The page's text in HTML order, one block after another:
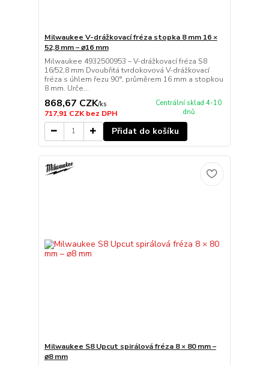
Milwaukee V-drážkovací fréza stopka 8 mm 16 ×
52,8 mm – ⌀16 mm
Milwaukee 4932500953 – V-drážkovací fréza S8
16/52,8 mm Dvoubřitá tvrdokovová V-drážkovací
fréza s úhlem řezu 90°, průměrem 16 mm a stopkou
8 mm. Urče...
868,67 CZK/ks
717,91 CZKbez DPH
Centrální sklad 4-10
dnů
Přidat do košíku
Milwaukee S8 Upcut spirálová fréza 8 × 80 mm –
⌀8 mm